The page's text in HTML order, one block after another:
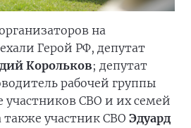
на
Герой РФ, депутат
Корольков; депутат
рабочей группы
СВО и их семей
также участник СВО Эдуард